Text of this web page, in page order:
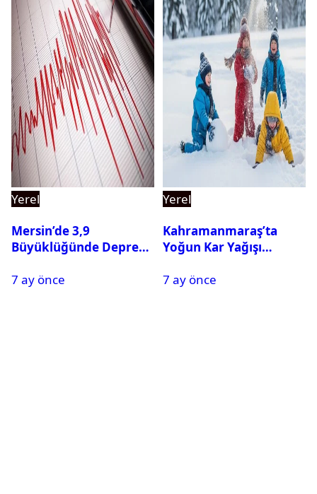
Yerel
Mersin’de 3,9
Büyüklüğünde Deprem
7 ay önce
Yerel
Kahramanmaraş’ta
Yoğun Kar Yağışı
Tatil
7 ay önce